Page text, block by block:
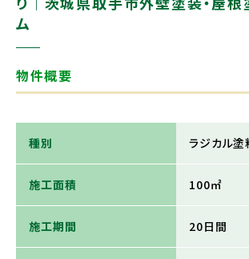
ム
物件概要
種別 ラジカル塗
施工面積 100㎡
施工期間 20日間